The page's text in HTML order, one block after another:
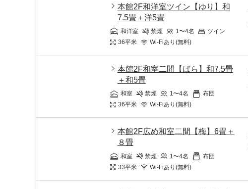
本館2F和洋室ツイン【ゆり】和
7.5畳＋洋5畳
和洋室 禁煙 1〜4名
ツイン
36平米 Wi-Fiあり(無料)
本館2F和室二間【ばら】和7.5畳
＋和5畳
和室 禁煙 1〜4名
布団
36平米 Wi-Fiあり(無料)
本館2F広め和室二間【梅】6畳＋
８畳
和室 禁煙 1〜4名
布団
33平米 Wi-Fiあり(無料)